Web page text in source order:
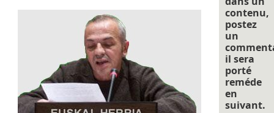
contenu,
postez
un
il sera
porté
reméde
en
suivant.